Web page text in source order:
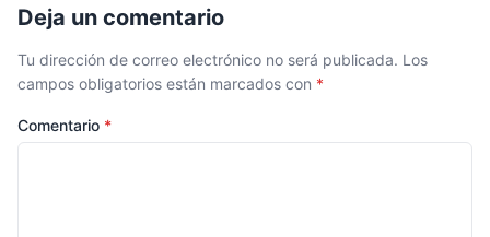
Deja un comentario
Tu dirección de correo electrónico no será publicada. Los
campos obligatorios están marcados con *
Comentario *